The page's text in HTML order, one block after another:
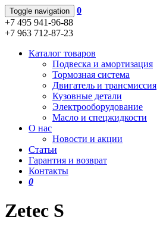
Toggle navigation
0
+7 495 941-96-88
+7 963 712-87-23
Каталог товаров
Подвеска и амортизация
Тормозная система
Двигатель и трансмиссия
Кузовные детали
Электрооборудование
Масло и спецжидкости
О нас
Новости и акции
Статьи
Гарантия и возврат
Контакты
0
Zetec S